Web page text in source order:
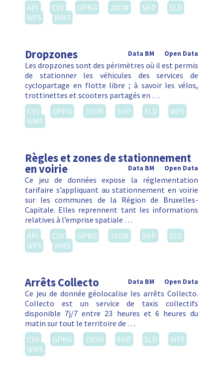
API
CSV GPKG JSON SHP
SLD
WFS
WMS
Dropzones Open Data
Data BM
Les dropzones sont des périmètres où il est permis
de stationner les véhicules des services de
cyclopartage en flotte libre ; à savoir les vélos,
trottinettes et scooters partagés en …
CSV
GPKG JSON SHP SLD
WFS
WMS
Règles et zones de stationnement
en voirie Open Data
Data BM
Ce jeu de données expose la réglementation
tarifaire s’appliquant au stationnement en voirie
sur les communes de la Région de Bruxelles-
Capitale. Elles reprennent tant les informations
relatives à l’emprise spatiale …
API
CSV GPKG JSON SHP
SLD
WFS
WMS
Arrêts Collecto Open Data
Data BM
Ce jeu de donnée géolocalise les arrêts Collecto.
Collecto est un service de taxis collectifs
disponible 7j/7 entre 23 heures et 6 heures du
matin sur tout le territoire de …
CSV
GPKG JSON SHP SLD
WFS
WMS